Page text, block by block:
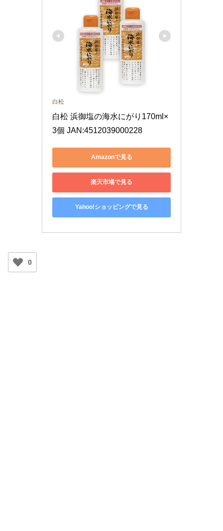
白松
白松 浜御塩の海水にがり170ml×
3個 JAN:4512039000228
Amazonで見る
楽天市場で見る
Yahoo!ショッピングで見る
0